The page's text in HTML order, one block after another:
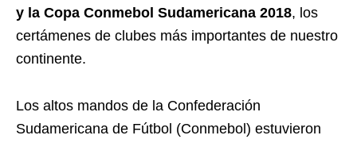
y la Copa Conmebol Sudamericana 2018, los
certámenes de clubes más importantes de nuestro
continente.
Los altos mandos de la Confederación
Sudamericana de Fútbol (Conmebol) estuvieron